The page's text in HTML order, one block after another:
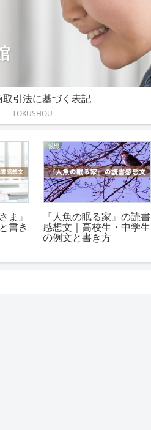
取引法に基づく表記
TOKUSHOU
ま』
書き
感想
『人魚の眠る家』の読書
感想文｜高校生・中学生
の例文と書き方